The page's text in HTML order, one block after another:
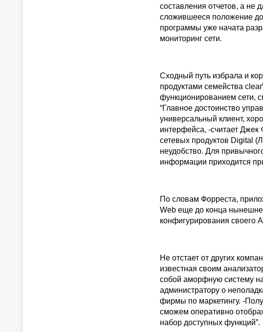
составления отчетов, а не
сложившееся положение
программы уже начата
мониторинг сети.
Сходный путь избрала и
продуктами семейства
функционированием сети,
“Главное достоинство
универсальный клиент,
интерфейса, -считает
сетевых продуктов Digital
неудобство. Для
информации приходится
По словам Форреста,
Web еще до конца
конфигурирования своего
Не отстает от других
известная своим
собой аморфную систему
администратору о
фирмы по маркетингу. -
сможем оперативно
набор доступных функций”.